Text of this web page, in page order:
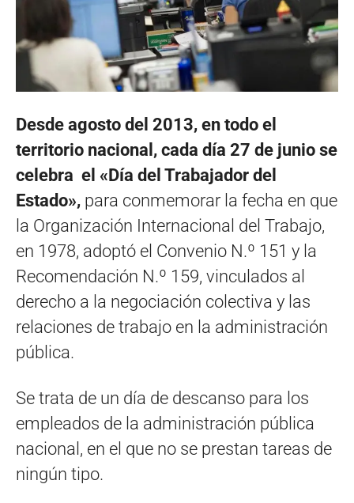
Desde agosto del 2013, en todo el
territorio nacional, cada día 27 de junio se
celebra el «Día del Trabajador del
Estado», para conmemorar la fecha en que
la Organización Internacional del Trabajo,
en 1978, adoptó el Convenio N.º 151 y la
Recomendación N.º 159, vinculados al
derecho a la negociación colectiva y las
relaciones de trabajo en la administración
pública.
Se trata de un día de descanso para los
empleados de la administración pública
nacional, en el que no se prestan tareas de
ningún tipo.